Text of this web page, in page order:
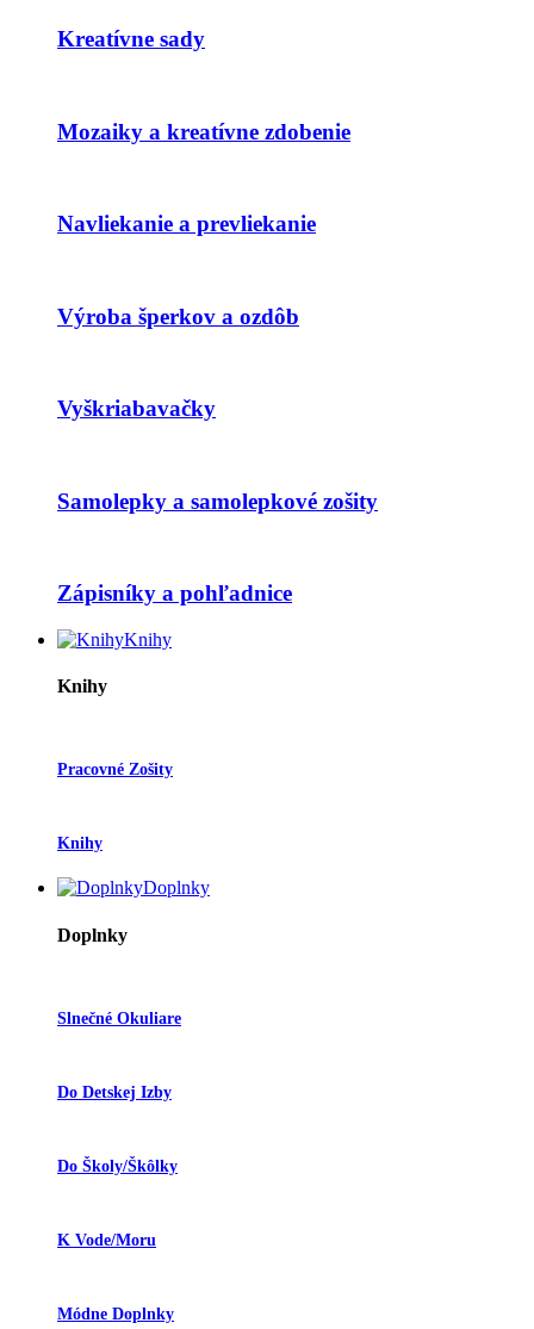
Kreatívne sady
Mozaiky a kreatívne zdobenie
Navliekanie a prevliekanie
Výroba šperkov a ozdôb
Vyškriabavačky
Samolepky a samolepkové zošity
Zápisníky a pohľadnice
Knihy
Knihy
Pracovné Zošity
Knihy
Doplnky
Doplnky
Slnečné Okuliare
Do Detskej Izby
Do Školy/škôlky
K Vode/moru
Módne Doplnky